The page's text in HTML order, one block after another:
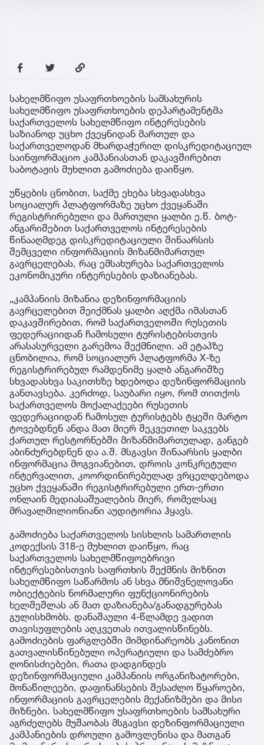
სახელმწიფო უსაფრთხოების სამსახურის
სახელმწიფო უსაფრთხოების დეპარტამენტმა
საქართველოს სახელმწიფო ინტერესების
საზიანოდ უცხო ქვეყნიდან მართულ და
საქართველოდან მხარდაჭერილ დისკრედიტაციულ
საინფორმაციო კამპანიასთან დაკავშირებით
საბოტაჟის მუხლით გამოძიება დაიწყო.
უწყების ცნობით, საქმე ეხება სხვადასხვა
სოციალურ პლატფორმაზე უცხო ქვეყანაში
რეგისტრირებული და მართული ყალბი ე.წ. ბოტ-
ანგარიშებით საქართველოს ინტერესების
წინააღმდეგ დისკრედიტაციული შინაარსის
შემცველი ინფორმაციის მიზანმიმართულ
გავრცელებას, რაც ემსახურება საქართველოს
ეკონომიკური ინტერესების დაზიანებას.
„კამპანიის მიზანია დეზინფორმაციის
გავრცელებით შეიქმნას ყალბი აღქმა იმასთან
დაკავშირებით, რომ საქართველოში რუსეთის
ფედერაციიდან ჩამოსული ტურისტებისთვის
არასასურველი გარემოა შექმნილი. ამ ეტაპზე
ცნობილია, რომ სოციალურ პლატფორმა X-ზე
რეგისტრირებულ რამდენიმე ყალბ ანგარიშზე
სხვადასხვა საკითხზე ხდებოდა დეზინფორმაციის
განთავსება. კერძოდ, საუბარი იყო, რომ თითქოს
საქართველოს მოქალაქეები რუსეთის
ფედერაციიდან ჩამოსულ ტურისტებს ტყეში მარტო
ტოვებდნენ ანდა მათ მიერ შეკვეთილ საკვებს
ქართულ რესტორნებში მიზანმიმართულად, განგებ
აბინძურებდნენ და ა.შ. მსგავსი შინაარსის ყალბი
ინფორმაცია მოგვიანებით, დროის კონკრეტული
ინტერვალით, კოორდინირებულად ვრცელდებოდა
უცხო ქვეყანაში რეგისტრირებული ერთ-ერთი
ონლაინ მედიასაშუალების მიერ, რომელსაც
მრავალმილიონიანი აუდიტორია ჰყავს.
გამოძიება საქართველოს სისხლის სამართლის
კოდექსის 318-ე მუხლით დაიწყო, რაც
საქართველოს სახელმწიფოებრივი
ინტერესებისთვის საფრთხის შექმნის მიზნით
სახელმწიფო საწარმოს ან სხვა მნიშვნელოვანი
ობიექტების ნორმალური ფუნქციონირების
ხელშეშლას ან მათ დაზიანება/განადგურებას
გულისხმობს. დანაშაული 4-წლამდე ვადით
თავისუფლების აღკვეთას ითვალისწინებს.
გამოძიების ფარგლებში მიმდინარეობს კანონით
გათვალისწინებული ოპერატიული და სამძებრო
ღონისძიებები, რათა დადგინდეს
დეზინფორმაციული კამპანიის ორგანიზატორები,
მონაწილეები, დაფინანსების შესაძლო წყაროები,
ინფორმაციის გავრცელების მექანიზმები და მისი
მიზნები. სახელმწიფო უსაფრთხოების სამსახური
აგრძელებს მუშაობას მსგავსი დეზინფორმაციული
კამპანიების დროული გამოვლენისა და მათგან